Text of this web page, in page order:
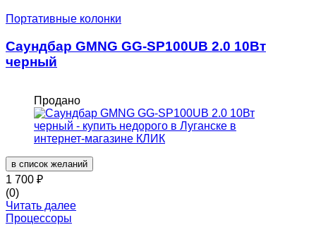
Портативные колонки
Саундбар GMNG GG-SP100UB 2.0 10Вт
черный
Продано
в список желаний
1 700 ₽
(0)
Читать далее
Процессоры